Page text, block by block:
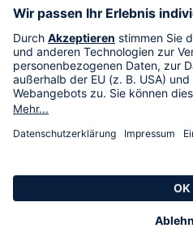
Im TV
HSE International